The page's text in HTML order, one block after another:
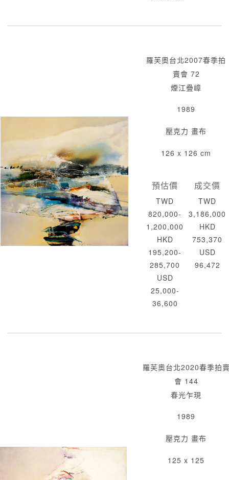
羅芙奧台北2007春季拍
賣會 72
煙江疊嶂
1989
壓克力 畫布
126 x 126 cm
預估價
TWD
820,000-
1,200,000
HKD
195,200-
285,700
USD
25,000-
36,600
成交價
TWD
3,186,000
HKD
753,370
USD
96,472
羅芙奧台北2020春季拍
會 144
春光乍現
1989
壓克力 畫布
125 x 125